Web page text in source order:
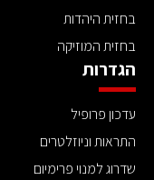
בחזית היהדות
בחזית המוזיקה
הגדרות
עדכון פרופיל
התראות וניוזלטרים
שדרוג למנוי פרימיום